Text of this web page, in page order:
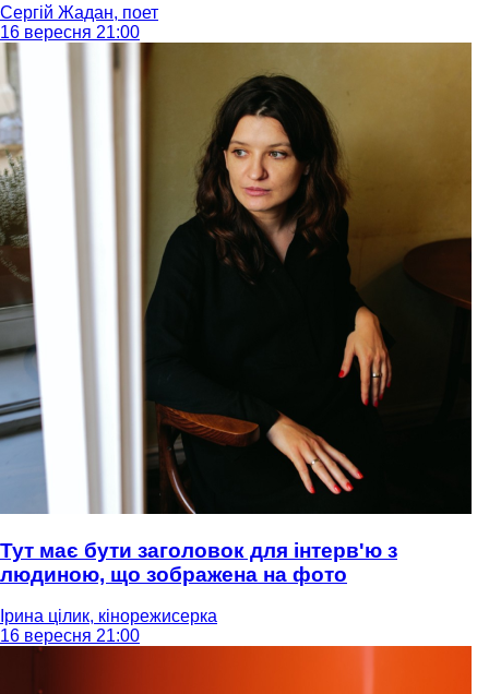
Сергій Жадан, поет
16 вересня 21:00
Тут має бути заголовок для інтерв'ю з
людиною, що зображена на фото
Ірина цілик, кінорежисерка
16 вересня 21:00